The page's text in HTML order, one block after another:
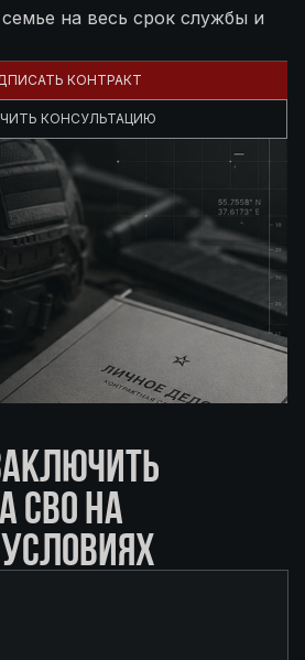
на весь срок службы и
КОНТРАКТ
КОНСУЛЬТАЦИЮ
СВО НА